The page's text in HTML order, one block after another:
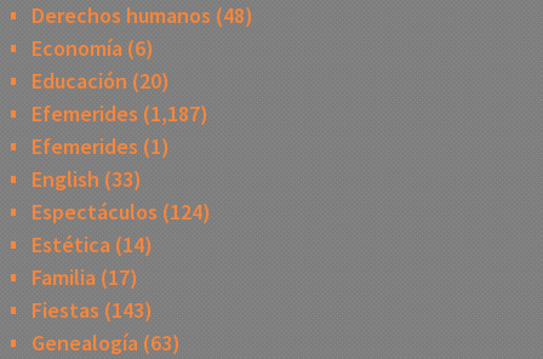
Derechos humanos (48)
Economía(6)
Educación (20)
Efemerides (1,187)
Efemerides (1)
English (33)
Espectáculos (124)
Estética(14)
Familia(17)
Fiestas (143)
Genealogía(63)